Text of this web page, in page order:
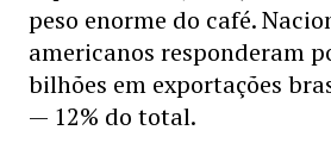
peso enorme do café.
americanos responderam
bilhões em exportações
— 12% do total.